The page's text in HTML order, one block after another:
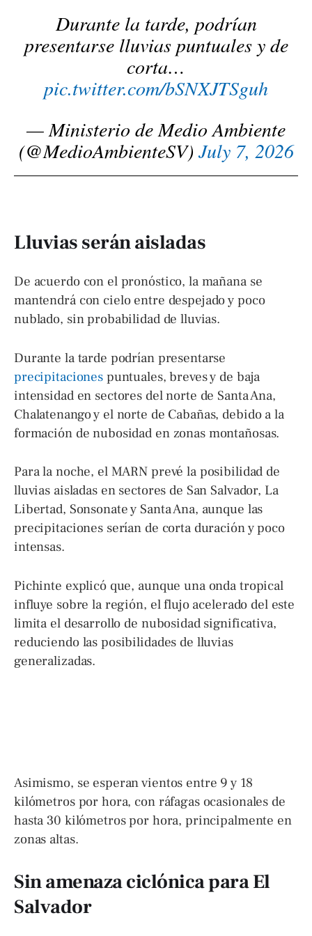
Durante la tarde, podrían
presentarse lluvias puntuales y de
corta…
pic.twitter.com/bSNXJTSguh
— Ministerio de Medio Ambiente
(@MedioAmbienteSV)July 7, 2026
Lluvias serán aisladas
De acuerdo con el pronóstico, la mañana se
mantendrá con cielo entre despejado y poco
nublado, sin probabilidad de lluvias.
Durante la tarde podrían presentarse
precipitaciones puntuales, breves y de baja
intensidad en sectores del norte de Santa Ana,
Chalatenango y el norte de Cabañas, debido a la
formación de nubosidad en zonas montañosas.
Para la noche, el MARN prevé la posibilidad de
lluvias aisladas en sectores de San Salvador, La
Libertad, Sonsonate y Santa Ana, aunque las
precipitaciones serían de corta duración y poco
intensas.
Pichinte explicó que, aunque una onda tropical
influye sobre la región, el flujo acelerado del este
limita el desarrollo de nubosidad significativa,
reduciendo las posibilidades de lluvias
generalizadas.
Asimismo, se esperan vientos entre 9 y 18
kilómetros por hora, con ráfagas ocasionales de
hasta 30 kilómetros por hora, principalmente en
zonas altas.
Sin amenaza ciclónica para El
Salvador